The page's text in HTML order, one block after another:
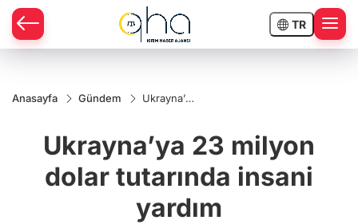
TR
Anasayfa Gündem
Ukrayna’ya
tutarında
insani
yardım
Ukrayna’ya 23 milyon
dolar tutarında insani
yardım